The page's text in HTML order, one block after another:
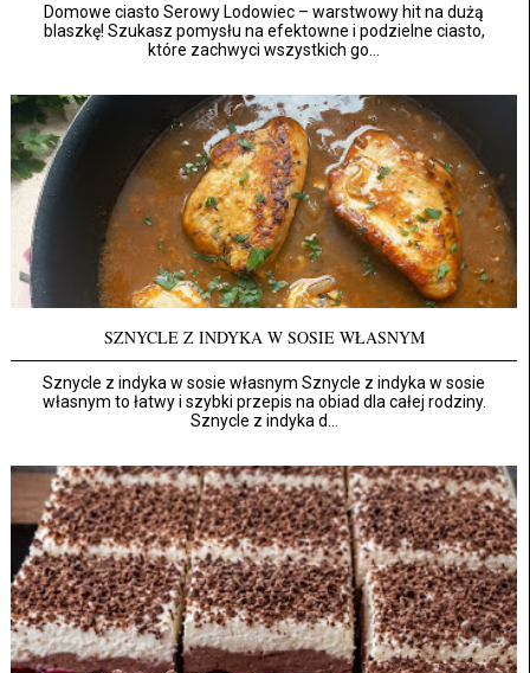
Domowe ciasto Serowy Lodowiec – warstwowy hit na dużą
blaszkę! Szukasz pomysłu na efektowne i podzielne ciasto,
które zachwyci wszystkich go...
SZNYCLE Z INDYKA W SOSIE WŁASNYM
Sznycle z indyka w sosie własnym Sznycle z indyka w sosie
własnym to łatwy i szybki przepis na obiad dla całej rodziny.
Sznycle z indyka d...